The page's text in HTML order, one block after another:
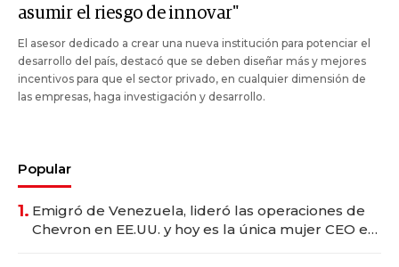
asumir el riesgo de innovar"
El asesor dedicado a crear una nueva institución para potenciar el
desarrollo del país, destacó que se deben diseñar más y mejores
incentivos para que el sector privado, en cualquier dimensión de
las empresas, haga investigación y desarrollo.
Popular
1. Emigró de Venezuela, lideró las operaciones de
Chevron en EE.UU. y hoy es la única mujer CEO en